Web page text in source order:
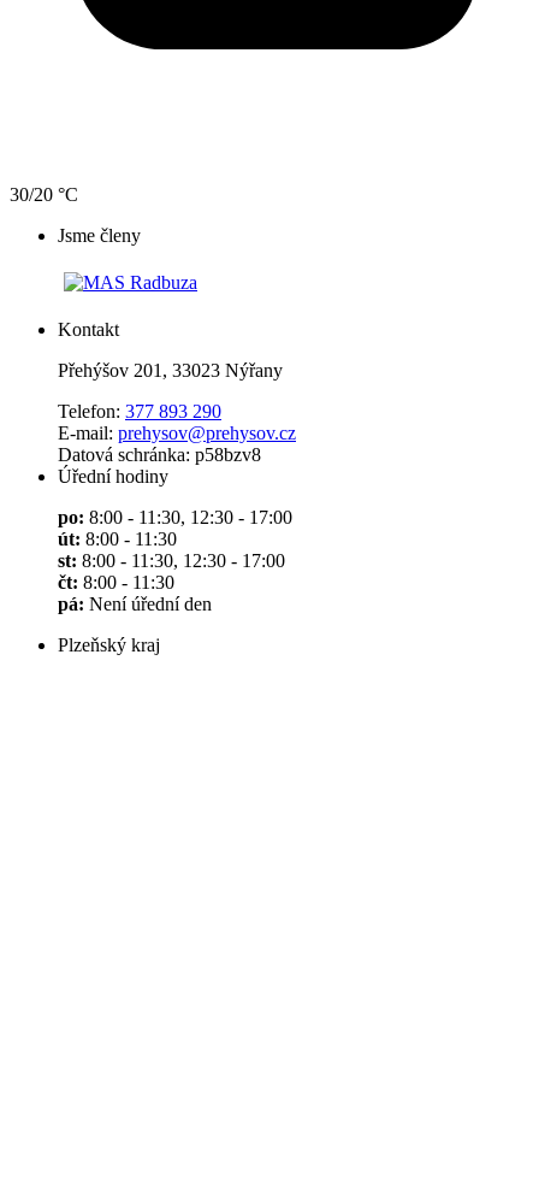
30/20 °C
Jsme členy
Kontakt
Přehýšov 201, 33023 Nýřany
Telefon: 377 893 290
E-mail: prehysov@prehysov.cz
Datová schránka: p58bzv8
Úřední hodiny
po: 8:00 - 11:30, 12:30 - 17:00
út: 8:00 - 11:30
st: 8:00 - 11:30, 12:30 - 17:00
čt: 8:00 - 11:30
pá: Není úřední den
Plzeňský kraj